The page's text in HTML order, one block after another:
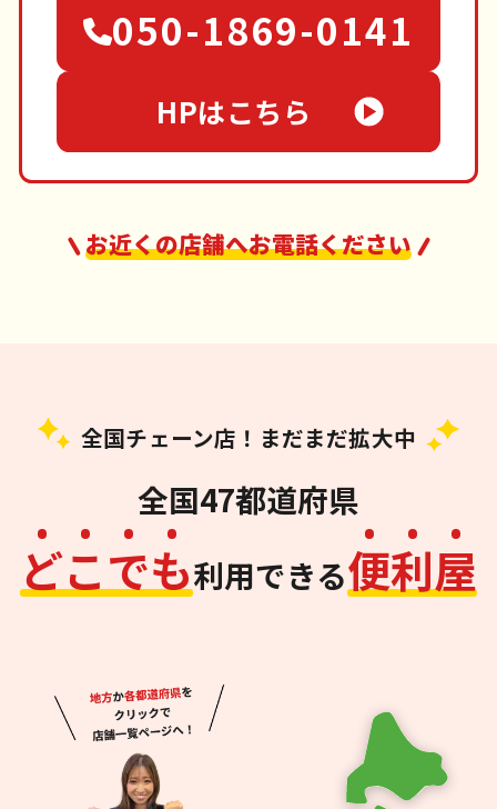
050-1869-0141
HPはこちら
お近くの店舗へお電話ください
全国チェーン店！まだまだ拡大中
全国47都道府県
どこでも利用できる便利屋